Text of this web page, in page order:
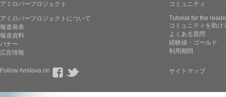
アミロバープロジェクト
アミロバープロジェクトについて
報道発表
報道資料
バナー
広告情報
コミュニティ
Tutorial for the
コミュニティを助け
よくある質問
経験値・ゴールド
利用期間
Follow Amilova on サイトマップ